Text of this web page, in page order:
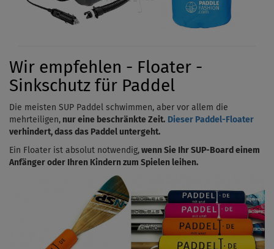
Wir empfehlen - Floater -
Sinkschutz für Paddel
Die meisten SUP Paddel schwimmen, aber vor allem die
mehrteiligen, nur eine beschränkte Zeit. Dieser Paddel-Floater
verhindert, dass das Paddel untergeht.
Ein Floater ist absolut notwendig, wenn Sie Ihr SUP-Board einem
Anfänger oder Ihren Kindern zum Spielen leihen.